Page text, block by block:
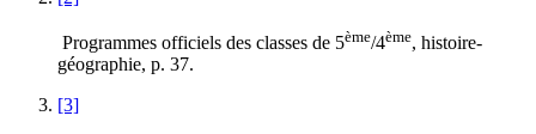
Programmes officiels des classes de 5ème/4ème, histoire-
géographie, p. 37.
[3]